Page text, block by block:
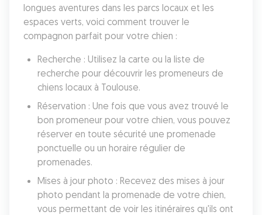
longues aventures dans les parcs locaux et les
espaces verts, voici comment trouver le
compagnon parfait pour votre chien :
Recherche : Utilisez la carte ou la liste de
recherche pour découvrir les promeneurs de
chiens locaux à Toulouse.
Réservation : Une fois que vous avez trouvé le
bon promeneur pour votre chien, vous pouvez
réserver en toute sécurité une promenade
ponctuelle ou un horaire régulier de
promenades.
Mises à jour photo : Recevez des mises à jour
photo pendant la promenade de votre chien,
vous permettant de voir les itinéraires qu'ils ont